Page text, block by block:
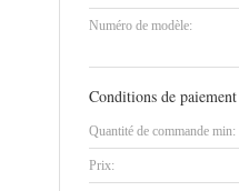
Numéro de modèle:
Conditions de
Quantité de commande min:
Prix: